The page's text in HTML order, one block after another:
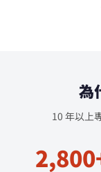
為
10 年以上